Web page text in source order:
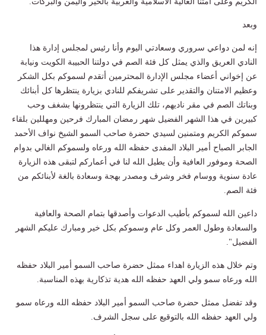
وبعد
إنه لمن دواعي سروري وسعادتي اليوم وأنا رئيس لمجلس إدارة هذا
النادي العريق والذي يمثل كل فئة الصم في دولتنا الحبيبة الكويت ونيابة
عن إخواني أعضاء مجلس الإدارة المحترمين أتقدم لسموكم بكل الشكر
وعظيم الامتنان والتقدير على تشريفكم للنادي بزيارة ينتظرها كل أبنائك
وبناتك الصم في مقر ناديهم، تلك الزيارة التي ينتظرونها بشغف وحب
كبيرين في هذا الشهر الفضيل شهر رمضان المبارك فرحين ومهللين بلقاء
سموكم الكريم ومتمنين لسيدي حضرة صاحب السمو الشيخ نواف الأحمد
الجابر الصباح أمير البلاد المفدى حفظه الله ورعاه ولسموكم الغالي بدوام
الصحة وموفور العافية وأن يطيل الله لنا في أعماركم لتبقى هذه الزيارة
عادة سنوية ووسام فخر وشرف ومصدر بهجة وسعادة بالغة لأبنائكم من
فئة الصم.
داعين الله لسموكم بأطيب الدعوات وأصدقها بتمام الصحة والعافية
والسعادة وطول العمر وكل عام وسموكم بكل خير ومبارك عليكم الشهر
الفضيل".
وتم خلال هذه الزيارة اهداء ممثل حضرة صاحب السمو أمير البلاد حفظه
الله ورعاه سمو ولي العهد حفظه الله هدية تذكارية بهذه المناسبة.
وقد تفضل ممثل حضرة صاحب السمو أمير البلاد حفظه الله ورعاه سمو
ولي العهد حفظه الله بالتوقيع على سجل الشرف.